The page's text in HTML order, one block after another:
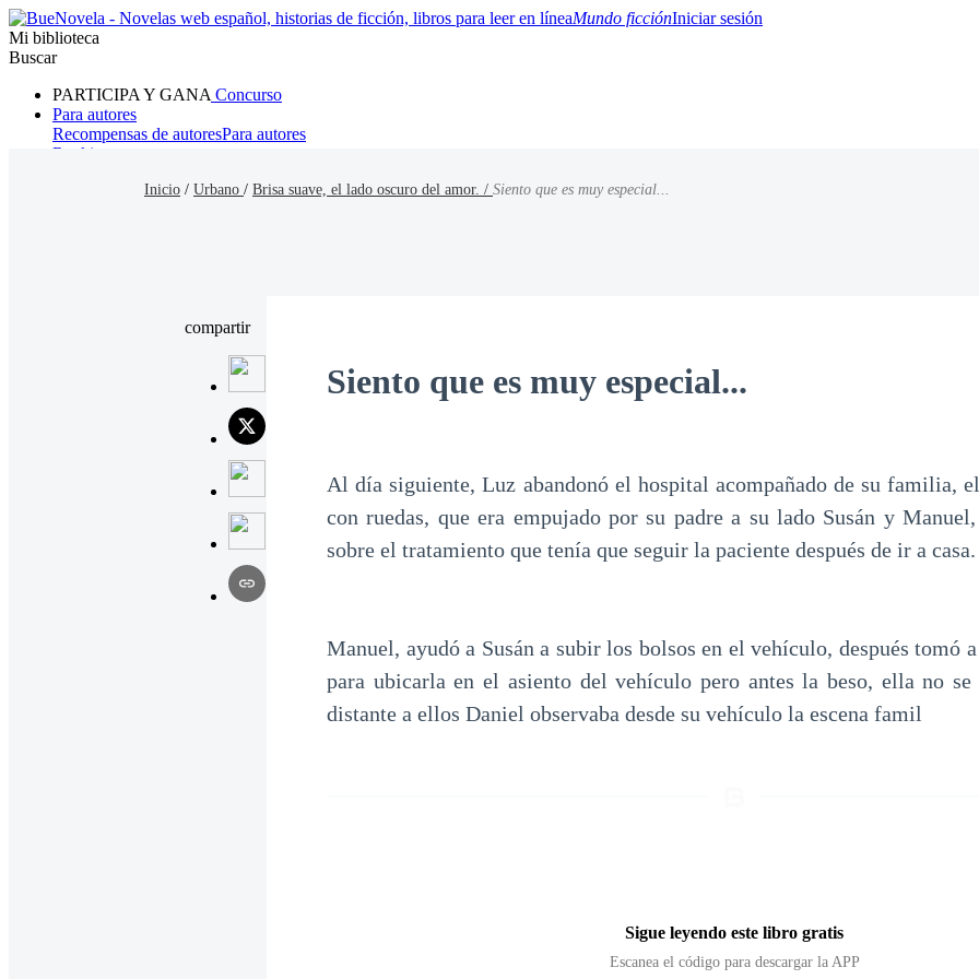
Mundo ficciónIniciar sesión
Mi biblioteca
Buscar
PARTICIPA Y GANA Concurso
Para autores
Recompensas de autoresPara autores
Ranking
Inicio / Urbano / Brisa suave, el lado oscuro del amor. / Siento que es muy especial...
compartir
Siento que es muy especial...
Al día siguiente, Luz abandonó el hospital acompañado de su familia,
con ruedas, que era empujado por su padre a su lado Susán y
sobre el tratamiento que tenía que seguir la paciente después de ir a casa.
Manuel, ayudó a Susán a subir los bolsos en el vehículo, después tomó
para ubicarla en el asiento del vehículo pero antes la beso, ella no se
distante a ellos Daniel observaba desde su vehículo la escena famil
Sigue leyendo este libro gratis
Escanea el código para descargar la APP